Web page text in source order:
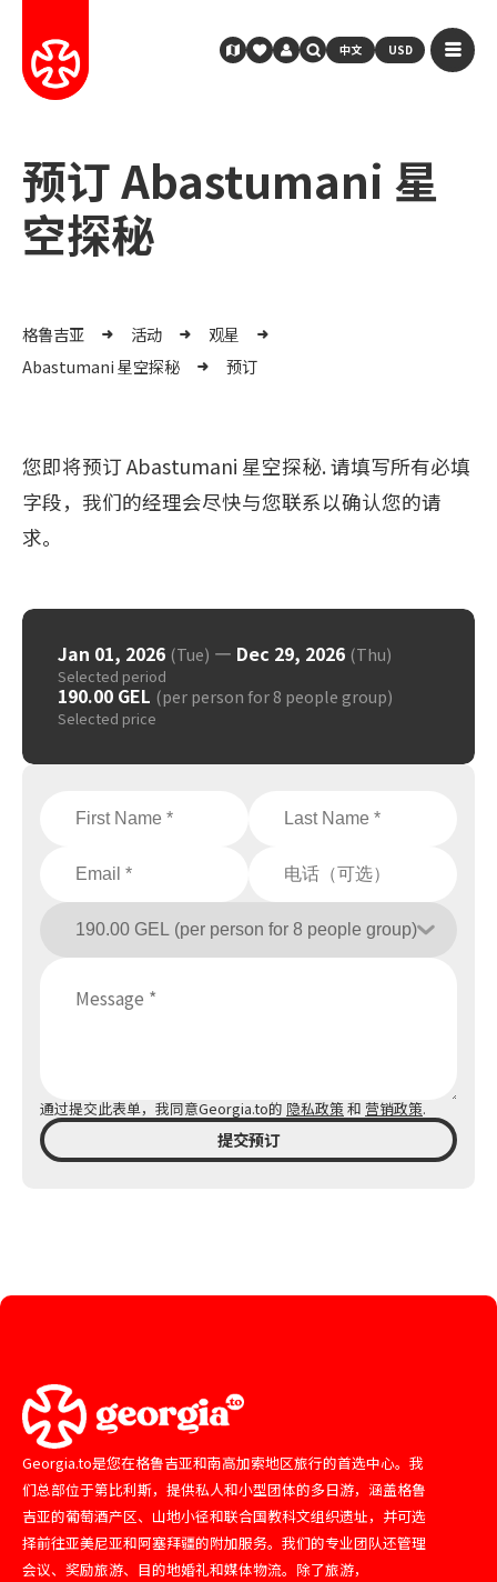
中文 USD
预订 Abastumani 星
空探秘
格鲁吉亚 活动
观星
Abastumani 星空探秘
预订
您即将预订 Abastumani 星空探秘. 请填写所有必填
字段，我们的经理会尽快与您联系以确认您的请
求。
通过提交此表单，我同意Georgia.to的 隐私政策 和 营销政策.
提交预订
Jan 01, 2026 (Tue) — Dec 29, 2026 (Thu)
Selected period
190.00 GEL (per person for 8 people group)
Selected price
Georgia.to是您在格鲁吉亚和南高加索地区旅行的首选中心。我
们总部位于第比利斯，提供私人和小型团体的多日游，涵盖格鲁
吉亚的葡萄酒产区、山地小径和联合国教科文组织遗址，并可选
择前往亚美尼亚和阿塞拜疆的附加服务。我们的专业团队还管理
会议、奖励旅游、目的地婚礼和媒体物流。除了旅游，